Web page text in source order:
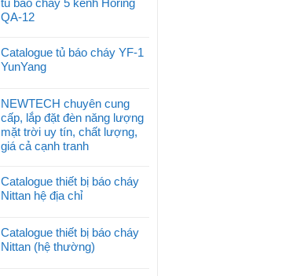
tủ báo cháy 5 kênh Horing
QA-12
Catalogue tủ báo cháy YF-1
YunYang
NEWTECH chuyên cung
cấp, lắp đặt đèn năng lượng
mặt trời uy tín, chất lượng,
giá cả cạnh tranh
Catalogue thiết bị báo cháy
Nittan hệ địa chỉ
Catalogue thiết bị báo cháy
Nittan (hệ thường)